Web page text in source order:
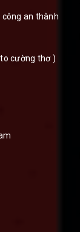
công an thành
cường thơ )